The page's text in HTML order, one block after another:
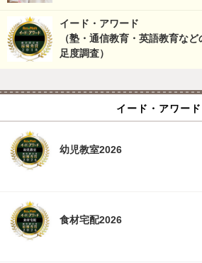
イード・アワード
（塾・通信教育・英語教育な
足度調査）
イード・アワード
幼児教室2026
食材宅配2026